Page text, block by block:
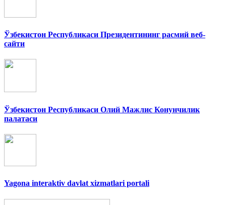
Ўзбекистон Республикаси Президентининг расмий веб-
сайти
Ўзбекистон Республикаси Олий Мажлис Конунчилик
палатаси
Yagona interaktiv davlat xizmatlari portali